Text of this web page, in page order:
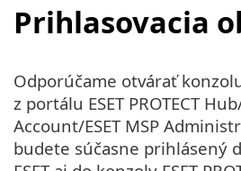
Prihlasovacia
Odporúčame otvárať konzolu
z portálu ESET PROTECT
Account/ESET MSP
budete súčasne prihlásený